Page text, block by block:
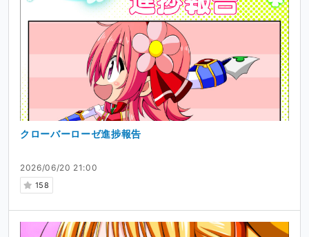
2026/06/20 21:00
158
クローバーローゼ進捗報告